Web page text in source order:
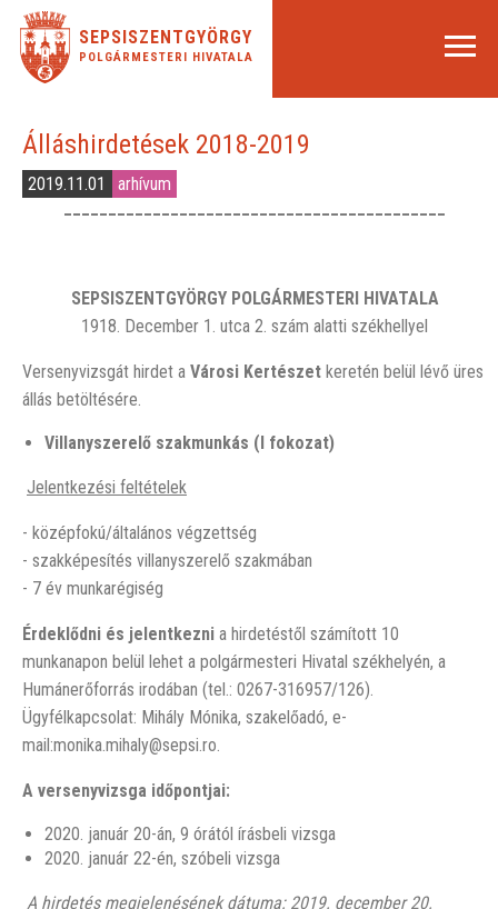
SEPSISZENTGYÖRGY
POLGÁRMESTERI HIVATALA
Álláshirdetések 2018-2019
2019.11.01
arhívum
SEPSISZENTGYÖRGY POLGÁRMESTERI HIVATALA
1918. December 1. utca 2. szám alatti székhellyel
Versenyvizsgát hirdet a Városi Kertészet keretén belül lévő üres
állás betöltésére.
Villanyszerelő szakmunkás (I fokozat)
Jelentkezési feltételek
- középfokú/általános végzettség
- szakképesítés villanyszerelő szakmában
- 7 év munkarégiség
Érdeklődni és jelentkezni a hirdetéstől számított 10
munkanapon belül lehet a polgármesteri Hivatal székhelyén, a
Humánerőforrás irodában (tel.: 0267-316957/126).
Ügyfélkapcsolat: Mihály Mónika, szakelőadó, e-
mail:monika.mihaly@sepsi.ro.
A versenyvizsga időpontjai:
2020. január 20-án, 9 órától írásbeli vizsga
2020. január 22-én, szóbeli vizsga
A hirdetés megjelenésének dátuma: 2019. december 20.